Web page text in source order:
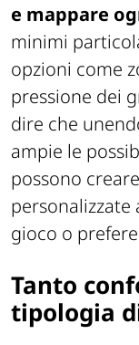
e mappare
minimi
opzioni come
pressione dei
dire che
ampie le
possono
personalizzate
gioco o
Tanto
tipologia